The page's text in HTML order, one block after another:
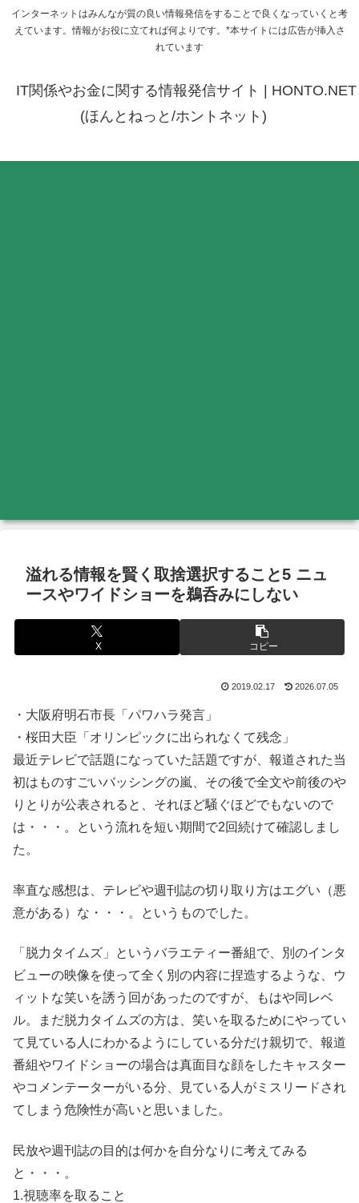
インターネットはみんなが質の良い情報発信をすることで良くなっていくと考
えています。情報がお役に立てれば何よりです。*本サイトには広告が挿入さ
れています
IT関係やお金に関する情報発信サイト | HONTO.NET
(ほんとねっと/ホントネット)
溢れる情報を賢く取捨選択すること5 ニュ
ースやワイドショーを鵜呑みにしない
X コピー
2019.02.17 2026.07.05
・大阪府明石市長「パワハラ発言」
・桜田大臣「オリンピックに出られなくて残念」
最近テレビで話題になっていた話題ですが、報道された当
初はものすごいバッシングの嵐、その後で全文や前後のや
りとりが公表されると、それほど騒ぐほどでもないので
は・・・。という流れを短い期間で2回続けて確認しまし
た。
率直な感想は、テレビや週刊誌の切り取り方はエグい（悪
意がある）な・・・。というものでした。
「脱力タイムズ」というバラエティー番組で、別のインタ
ビューの映像を使って全く別の内容に捏造するような、ウ
ィットな笑いを誘う回があったのですが、もはや同レベ
ル。まだ脱力タイムズの方は、笑いを取るためにやってい
て見ている人にわかるようにしている分だけ親切で、報道
番組やワイドショーの場合は真面目な顔をしたキャスター
やコメンテーターがいる分、見ている人がミスリードされ
てしまう危険性が高いと思いました。
民放や週刊誌の目的は何かを自分なりに考えてみる
と・・・。
1.視聴率を取ること